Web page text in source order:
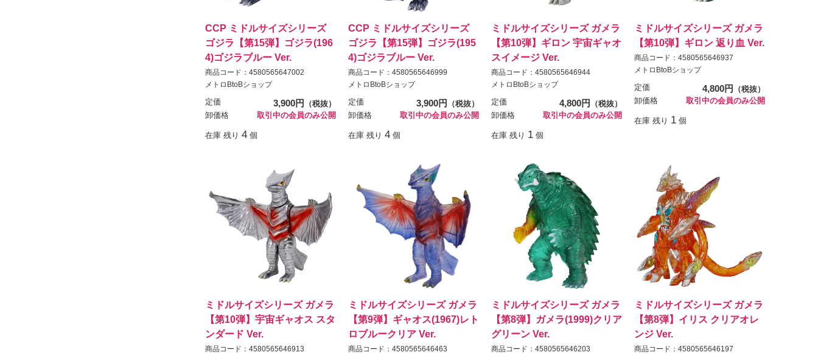
CCP ミドルサイズシリーズ
ゴジラ【第15弾】ゴジラ(196
4)ゴジラブルー Ver.
商品コード：4580565647002
メトロBtoBショップ
定価 3,900円
（税抜）
卸価格
取引中の会員のみ公開
在庫 残り 4 個
CCP ミドルサイズシリーズ
ゴジラ【第15弾】ゴジラ(195
4)ゴジラブルー Ver.
商品コード：4580565646999
メトロBtoBショップ
定価 3,900円
（税抜）
卸価格
取引中の会員のみ公開
在庫 残り 4 個
ミドルサイズシリーズ ガメラ
【第10弾】ギロン 宇宙ギャオ
スイメージ Ver.
商品コード：4580565646944
メトロBtoBショップ
定価 4,800円
（税抜）
卸価格
取引中の会員のみ公開
在庫 残り 1 個
ミドルサイズシリーズ ガメラ
【第10弾】ギロン 返り血 Ver.
商品コード：4580565646937
メトロBtoBショップ
定価 4,800円
（税抜）
卸価格
取引中の会員のみ公開
在庫 残り 1 個
ミドルサイズシリーズ ガメラ
【第10弾】宇宙ギャオス スタ
ンダード Ver.
商品コード：4580565646913
ミドルサイズシリーズ ガメラ
【第9弾】ギャオス(1967)レト
ロブルークリア Ver.
商品コード：4580565646463
ミドルサイズシリーズ ガメラ
【第8弾】ガメラ(1999)クリア
グリーン Ver.
商品コード：4580565646203
ミドルサイズシリーズ ガメラ
【第8弾】イリス クリアオレ
ンジ Ver.
商品コード：4580565646197